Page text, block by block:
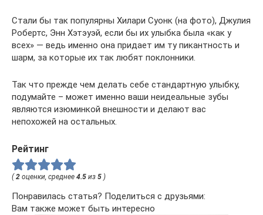
Стали бы так популярны Хилари Суонк (на фото), Джулия
Робертс, Энн Хэтэуэй, если бы их улыбка была «как у
всех» — ведь именно она придает им ту пикантность и
шарм, за которые их так любят поклонники.
Так что прежде чем делать себе стандартную улыбку,
подумайте – может именно ваши неидеальные зубы
являются изюминкой внешности и делают вас
непохожей на остальных.
Рейтинг
( 2 оценки, среднее 4.5 из 5 )
Понравилась статья? Поделиться с друзьями:
Вам также может быть интересно